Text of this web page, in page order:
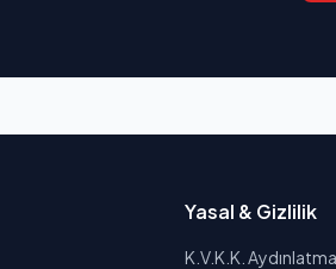
Yasal & Gizlilik
K.V.K.K.